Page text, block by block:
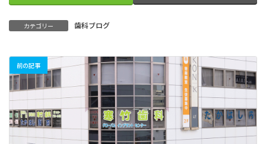
カテゴリー 歯科ブログ
前の記事